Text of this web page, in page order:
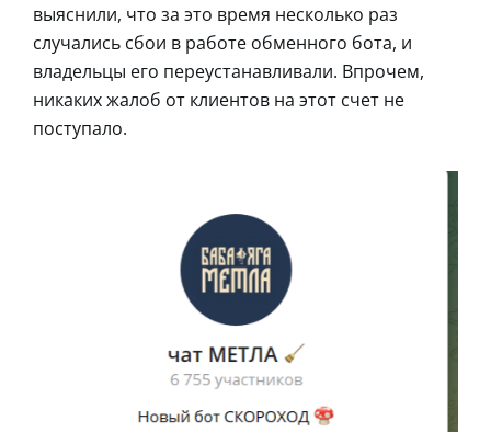
выяснили, что за это время несколько раз
случались сбои в работе обменного бота, и
владельцы его переустанавливали. Впрочем,
никаких жалоб от клиентов на этот счет не
поступало.